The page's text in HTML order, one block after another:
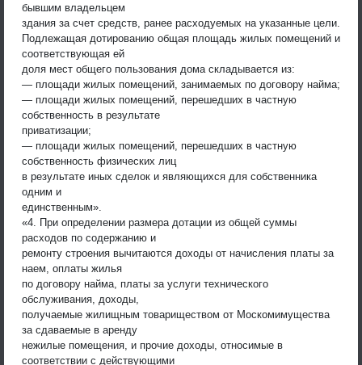
бывшим владельцем
здания за счет средств, ранее расходуемых на указанные цели.
Подлежащая дотированию общая площадь жилых помещений и
соответствующая ей
доля мест общего пользования дома складывается из:
— площади жилых помещений, занимаемых по договору найма;
— площади жилых помещений, перешедших в частную
собственность в результате
приватизации;
— площади жилых помещений, перешедших в частную
собственность физических лиц
в результате иных сделок и являющихся для собственника
одним и
единственным».
«4. При определении размера дотации из общей суммы
расходов по содержанию и
ремонту строения вычитаются доходы от начисления платы за
наем, оплаты жилья
по договору найма, платы за услуги технического
обслуживания, доходы,
получаемые жилищным товариществом от Москомимущества
за сдаваемые в аренду
нежилые помещения, и прочие доходы, относимые в
соответствии с действующими